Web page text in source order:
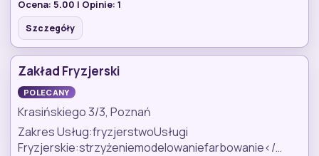
Ocena: 5.00 | Opinie: 1
Szczegóły
Zakład Fryzjerski
POLECANY
Krasińskiego 3/3, Poznań
Zakres Usług:fryzjerstwoUsługi
Fryzjerskie:strzyżeniemodelowaniefarbowanie</…